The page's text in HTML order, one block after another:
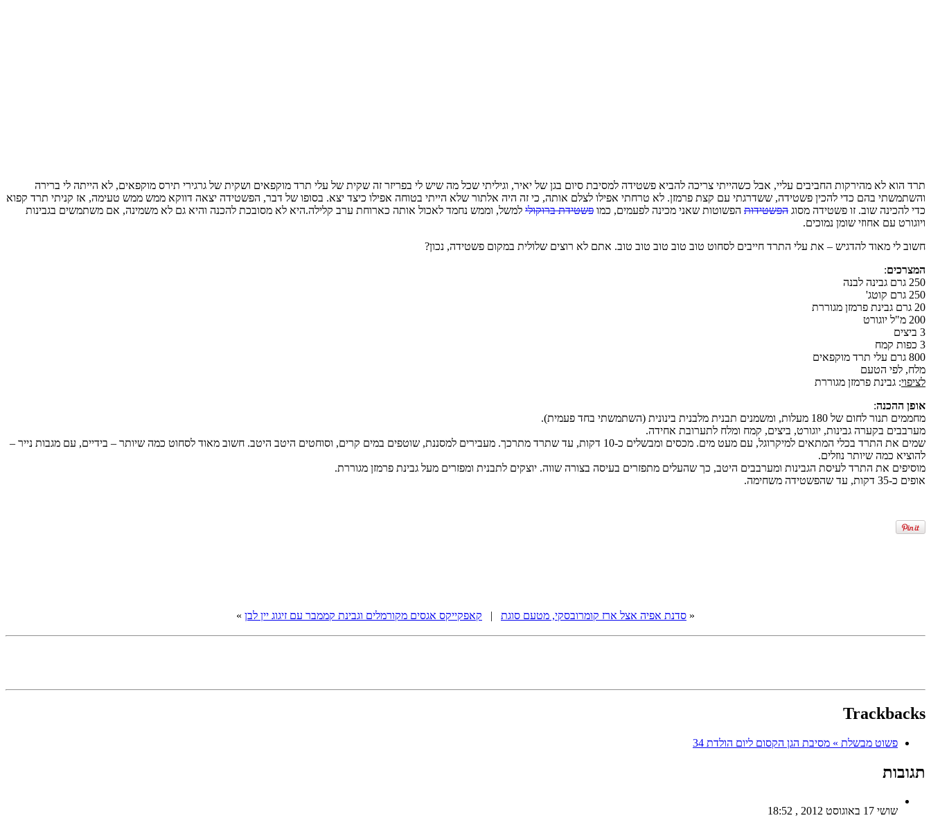
תרד הוא לא מהירקות החביבים עליי, אבל כשהייתי צריכה להביא פשטידה למסיבת סיום בגן של יאיר, וגיליתי שכל מה שיש לי בפריזר זה שקית של עלי תרד מוקפאים ושקית של גרגירי תירס מוקפאים, לא הייתה לי ברירה
והשתמשתי בהם כדי להכין פשטידה, ששדרגתי עם קצת פרמזן. לא טרחתי אפילו לצלם אותה, כי זה היה אלתור שלא הייתי בטוחה אפילו כיצד יצא. בסופו של דבר, הפשטידה יצאה דווקא ממש ממש טעימה, אז קניתי תרד קפוא
כדי להכינה שוב. זו פשטידה מסוג הפשטידות הפשוטות שאני מכינה לפעמים, כמו פשטידת ברוקולי למשל, וממש נחמד לאכול אותה כארוחת ערב קלילה.היא לא מסובכת להכנה והיא גם לא משמינה, אם משתמשים בגבינות
ויוגורט עם אחוזי שומן נמוכים.
חשוב לי מאוד להדגיש – את עלי התרד חייבים לסחוט טוב טוב טוב טוב טוב. אתם לא רוצים שלולית במקום פשטידה, נכון?
המצרכים:
250 גרם גבינה לבנה
250 גרם קוטג'
20 גרם גבינת פרמזן מגוררת
200 מ"ל יוגורט
3 ביצים
3 כפות קמח
800 גרם עלי תרד מוקפאים
מלח, לפי הטעם
לציפוי: גבינת פרמזן מגוררת
אופן ההכנה:
מחממים תנור לחום של 180 מעלות, ומשמנים תבנית מלבנית בינונית (השתמשתי בחד פעמית).
מערבבים בקערה גבינות, יוגורט, ביצים, קמח ומלח לתערובת אחידה.
שמים את התרד בכלי המתאים למיקרוגל, עם מעט מים. מכסים ומבשלים כ-10 דקות, עד שתרד מתרכך. מעבירים למסננת, שוטפים במים קרים, וסוחטים היטב היטב. חשוב מאוד לסחוט כמה שיותר – בידיים, עם מגבות נייר –
להוציא כמה שיותר נוזלים.
מוסיפים את התרד לעיסת הגבינות ומערבבים היטב, כך שהעלים מתפזרים בעיסה בצורה שווה. יוצקים לתבנית ומפזרים מעל גבינת פרמזן מגוררת.
אופים כ-35 דקות, עד שהפשטידה משחימה.
« סדנת אפיה אצל ארז קומרובסקי, מטעם סוגת | קאפקייקס אגסים מקורמלים וגבינת קממבר עם זיגוג יין לבן »
Trackbacks
פשוט מבשלת » מסיבת הגן הקסום ליום הולדת 34
תגובות
שושי 17 באוגוסט 2012 , 18:52